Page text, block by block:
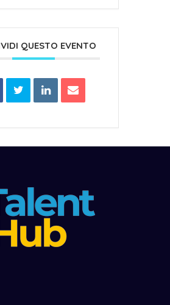
QUESTO EVENTO